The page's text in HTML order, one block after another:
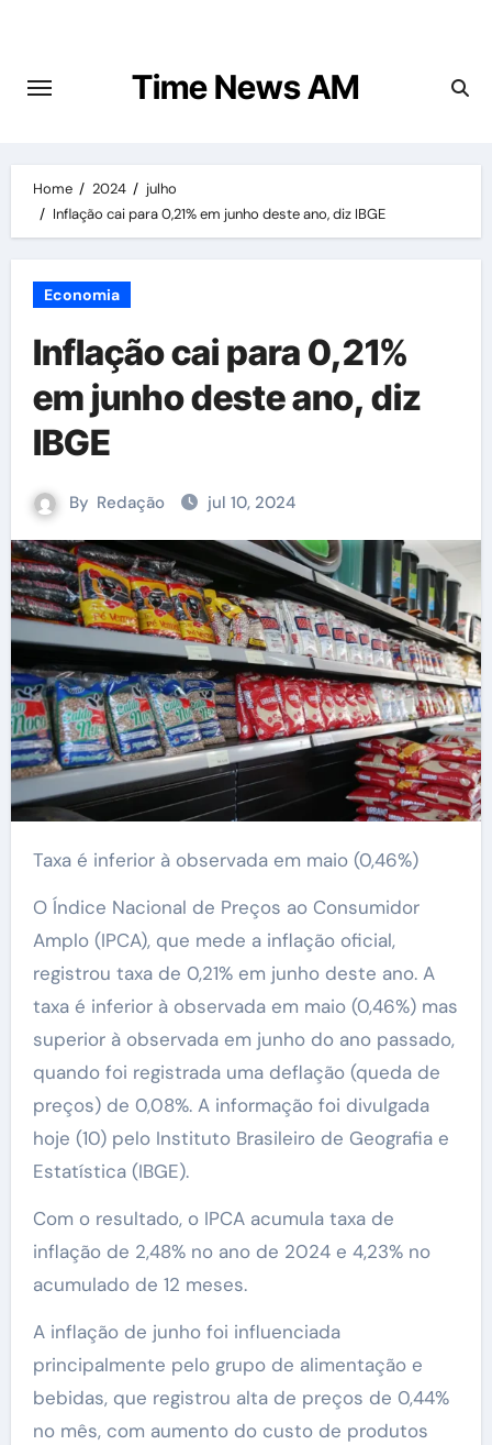
content
Time News AM
Home 2024
julho
Inflação cai para 0,21% em junho deste ano, diz IBGE
Economia
Inflação cai para 0,21%
em junho deste ano, diz
IBGE
By Redação jul 10, 2024
Taxa é inferior à observada em maio (0,46%)
O Índice Nacional de Preços ao Consumidor
Amplo (IPCA), que mede a inflação oficial,
registrou taxa de 0,21% em junho deste ano. A
taxa é inferior à observada em maio (0,46%) mas
superior à observada em junho do ano passado,
quando foi registrada uma deflação (queda de
preços) de 0,08%. A informação foi divulgada
hoje (10) pelo Instituto Brasileiro de Geografia e
Estatística (IBGE).
Com o resultado, o IPCA acumula taxa de
inflação de 2,48% no ano de 2024 e 4,23% no
acumulado de 12 meses.
A inflação de junho foi influenciada
principalmente pelo grupo de alimentação e
bebidas, que registrou alta de preços de 0,44%
no mês, com aumento do custo de produtos